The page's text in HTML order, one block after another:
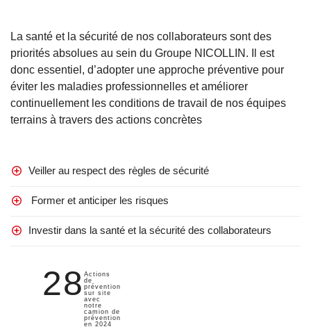
La santé et la sécurité de nos collaborateurs sont des
priorités absolues au sein du Groupe NICOLLIN. Il est
donc essentiel, d’adopter une approche préventive pour
éviter les maladies professionnelles et améliorer
continuellement les conditions de travail de nos équipes
terrains à travers des actions concrètes
Veiller au respect des règles de sécurité
Former et anticiper les risques
Investir dans la santé et la sécurité des collaborateurs
28 Actions
de
prévention
sur site
avec
notre
camion de
prévention
en 2024